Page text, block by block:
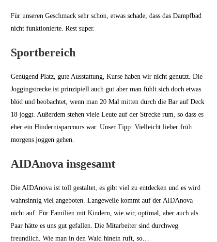
Für unseren Geschmack sehr schön, etwas schade, dass das Dampfbad
nicht funktionierte. Rest super.
Sportbereich
Genügend Platz, gute Ausstattung, Kurse haben wir nicht genutzt. Die
Joggingstrecke ist prinzipiell auch gut aber man fühlt sich doch etwas
blöd und beobachtet, wenn man 20 Mal mitten durch die Bar auf Deck
18 joggt. Außerdem stehen viele Leute auf der Strecke rum, so dass es
eher ein Hindernisparcours war. Unser Tipp: Vielleicht lieber früh
morgens joggen gehen.
AIDAnova insgesamt
Die AIDAnova ist toll gestaltet, es gibt viel zu entdecken und es wird
wahnsinnig viel angeboten. Langeweile kommt auf der AIDAnova
nicht auf. Für Familien mit Kindern, wie wir, optimal, aber auch als
Paar hätte es uns gut gefallen. Die Mitarbeiter sind durchweg
freundlich. Wie man in den Wald hinein ruft, so…